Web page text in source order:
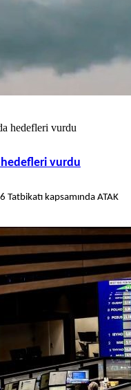
hedefleri vurdu
vurdu
Tatbikatı kapsamında ATAK